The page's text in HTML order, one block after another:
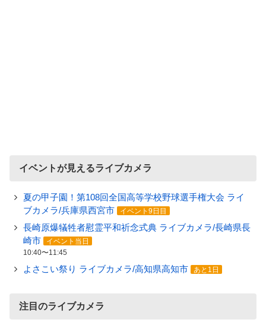
イベントが見えるライブカメラ
夏の甲子園！第108回全国高等学校野球選手権大会 ライ
ブカメラ/兵庫県西宮市
イベント9日目
長崎原爆犠牲者慰霊平和祈念式典 ライブカメラ/長崎県長
崎市
イベント当日
10:40〜11:45
よさこい祭り ライブカメラ/高知県高知市 あと1日
注目のライブカメラ